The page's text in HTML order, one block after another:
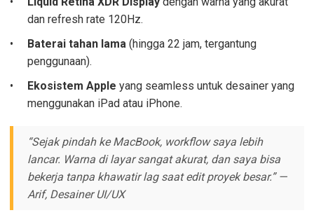
dan refresh rate 120Hz.
Baterai tahan lama (hingga 22 jam, tergantung
penggunaan).
Ekosistem Apple yang seamless untuk desainer yang
menggunakan iPad atau iPhone.
“Sejak pindah ke MacBook, workflow saya lebih
lancar. Warna di layar sangat akurat, dan saya bisa
bekerja tanpa khawatir lag saat edit proyek besar.” —
Arif, Desainer UI/UX